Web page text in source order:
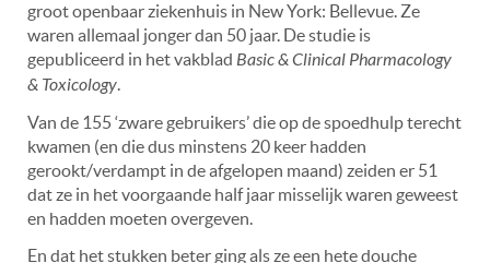
groot openbaar ziekenhuis in New York: Bellevue. Ze
waren allemaal jonger dan 50 jaar. De studie is
gepubliceerd in het vakblad Basic & Clinical Pharmacology
& Toxicology.
Van de 155 ‘zware gebruikers’ die op de spoedhulp terecht
kwamen (en die dus minstens 20 keer hadden
gerookt/verdampt in de afgelopen maand) zeiden er 51
dat ze in het voorgaande half jaar misselijk waren geweest
en hadden moeten overgeven.
En dat het stukken beter ging als ze een hete douche